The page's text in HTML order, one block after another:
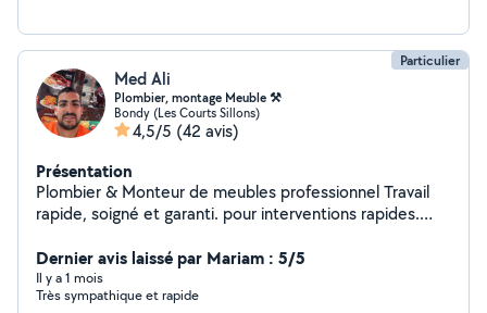
Particulier
Med Ali
Plombier, montage Meuble ⚒️
Bondy (Les Courts Sillons)
4,5/5 (42 avis)
Présentation
Plombier & Monteur de meubles professionnel Travail
rapide, soigné et garanti. pour interventions rapides.
besoins pour un résultat impeccable. Prix raisonnables
et satisfaction assurée. Disponible immédiatement
contactez-moi !
Dernier avis laissé par Mariam : 5/5
Il y a 1 mois
Très sympathique et rapide